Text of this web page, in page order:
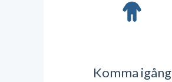
Komma igång